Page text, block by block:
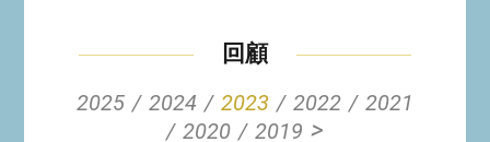
回顧
2025
2024 2023 2022
2021
2020
2019 >